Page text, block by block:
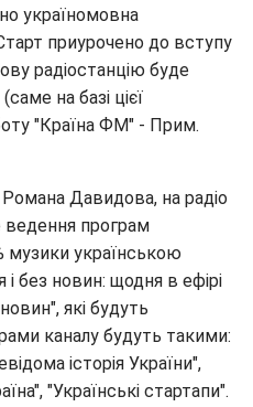
україномовна
приурочено до вступу
радіостанцію буде
на базі цієї
"Країна ФМ" - Прим.
Давидова, на радіо
ведення програм
музики українською
без новин: щодня в ефірі
які будуть
каналу будуть такими:
історія України",
"Українські стартапи".